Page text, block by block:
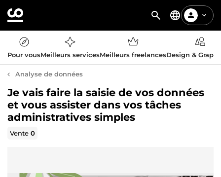
Pour vousMeilleurs servicesMeilleurs freelancesDesign &
Analyse de données
Je vais faire la saisie de vos données
et vous assister dans vos tâches
administratives simples
Vente0